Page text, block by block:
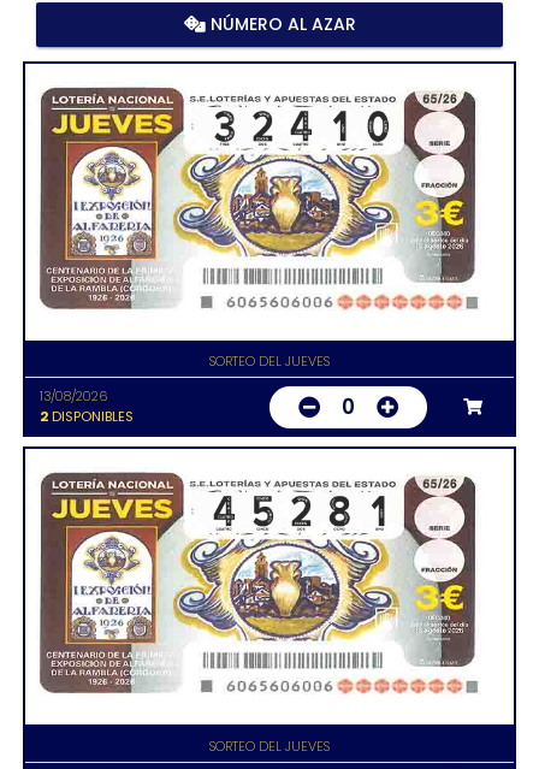
NÚMERO AL AZAR
SORTEO DEL JUEVES
13/08/2026
2DISPONIBLES 0
SORTEO DEL JUEVES